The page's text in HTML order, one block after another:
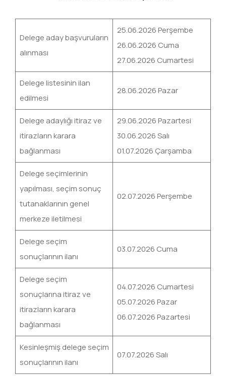
Delege aday başvuruların
alınması
25.06.2026 Perşembe
26.06.2026 Cuma
27.06.2026 Cumartesi
Delege listesinin ilan
edilmesi
28.06.2026 Pazar
Delege adaylığı itiraz ve
itirazların karara
bağlanması
29.06.2026 Pazartesi
30.06.2026 Salı
01.07.2026 Çarşamba
Delege seçimlerinin
yapılması, seçim sonuç
tutanaklarının genel
merkeze iletilmesi
02.07.2026 Perşembe
Delege seçim
sonuçlarının ilanı
03.07.2026 Cuma
Delege seçim
sonuçlarına itiraz ve
itirazların karara
bağlanması
04.07.2026 Cumartesi
05.07.2026 Pazar
06.07.2026 Pazartesi
Kesinleşmiş delege seçim
sonuçlarının ilanı
07.07.2026 Salı